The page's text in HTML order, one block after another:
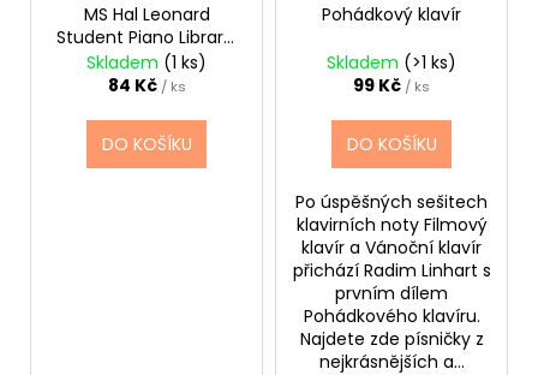
MS Hal Leonard
Student Piano Library:
Notespeller For Piano
Book 1
Skladem (1 ks)
84 Kč / ks
DO KOŠÍKU
Pohádkový klavír
Skladem (>1 ks)
99 Kč / ks
DO KOŠÍKU
Po úspěšných sešitech
klavirních noty Filmový
klavír a Vánoční klavír
přichází Radim Linhart s
prvním dílem
Pohádkového klavíru.
Najdete zde písničky z
nejkrásnějších a...